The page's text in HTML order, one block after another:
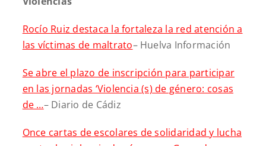
Rocío Ruiz destaca la fortaleza la red atención a
las víctimas de maltrato– Huelva Información
Se abre el plazo de inscripción para participar
en las jornadas ‘Violencia (s) de género: cosas
de …– Diario de Cádiz
Once cartas de escolares de solidaridad y lucha